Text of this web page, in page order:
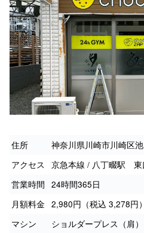
住所
神奈川県川崎市川崎
アクセス
京急本線 / 八丁畷駅
営業時間 24時間365日
月額料金 2,980円（税込 3,278円）
マシン
ショルダープレス（肩